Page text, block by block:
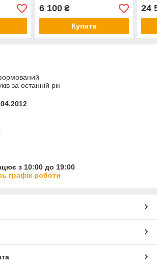
6 100₴
Купити
24
за останній рік
з 10:00 до 19:00
графік роботи